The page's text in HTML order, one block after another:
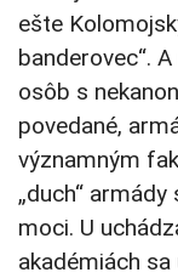
ešte
banderovec“.
osôb s
povedané,
významným
„duch“
moci. U
akadémiách